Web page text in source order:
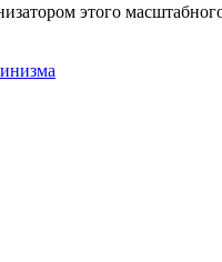
этого